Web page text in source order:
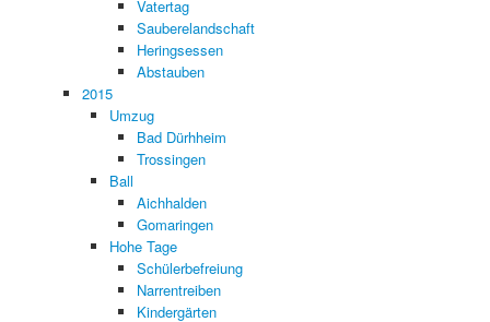
Vatertag
Sauberelandschaft
Heringsessen
Abstauben
2015
Umzug
Bad Dürhheim
Trossingen
Ball
Aichhalden
Gomaringen
Hohe Tage
Schülerbefreiung
Narrentreiben
Kindergärten